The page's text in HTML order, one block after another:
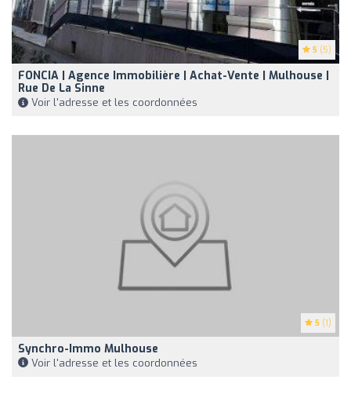
5 (5)
FONCIA | Agence Immobilière | Achat-Vente | Mulhouse |
Rue De La Sinne
Voir l'adresse et les coordonnées
5 (1)
Synchro-Immo Mulhouse
Voir l'adresse et les coordonnées